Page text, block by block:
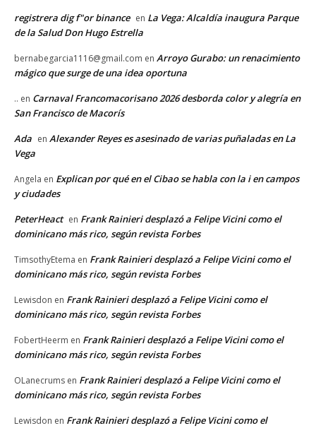
registrera dig f"or binance en La Vega: Alcaldía inaugura Parque
de la Salud Don Hugo Estrella
bernabegarcia1116@gmail.com en Arroyo Gurabo: un renacimiento
mágico que surge de una idea oportuna
.. en Carnaval Francomacorisano 2026 desborda color y alegría en
San Francisco de Macorís
Ada en Alexander Reyes es asesinado de varias puñaladas en La
Vega
Angela en Explican por qué en el Cibao se habla con la i en campos
y ciudades
PeterHeact en Frank Rainieri desplazó a Felipe Vicini como el
dominicano más rico, según revista Forbes
TimsothyEtema en Frank Rainieri desplazó a Felipe Vicini como el
dominicano más rico, según revista Forbes
Lewisdon en Frank Rainieri desplazó a Felipe Vicini como el
dominicano más rico, según revista Forbes
FobertHeerm en Frank Rainieri desplazó a Felipe Vicini como el
dominicano más rico, según revista Forbes
OLanecrums en Frank Rainieri desplazó a Felipe Vicini como el
dominicano más rico, según revista Forbes
Lewisdon en Frank Rainieri desplazó a Felipe Vicini como el